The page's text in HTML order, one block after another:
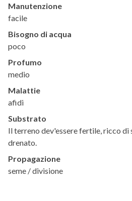
Manutenzione
facile
Bisogno di acqua
poco
Profumo
medio
Malattie
afidi
Substrato
Il terreno dev'essere fertile, ricco di
drenato.
Propagazione
seme / divisione